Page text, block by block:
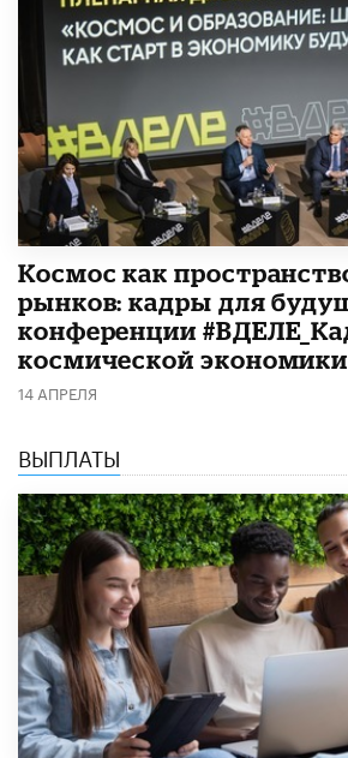
Космос как
рынков: кадры для
конференции
космической экономики
14 АПРЕЛЯ
ВЫПЛАТЫ